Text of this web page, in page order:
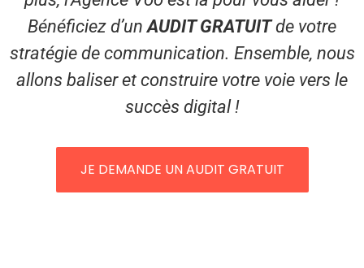
Bénéficiez d’unAUDIT GRATUITde votre
stratégie de communication. Ensemble, nous
allons baliser et construire votre voie vers le
succès digital !
JE DEMANDE UN AUDIT GRATUIT